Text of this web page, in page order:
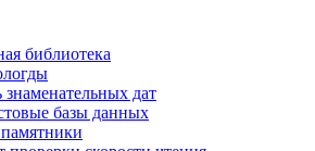
библиотека
знаменательных дат
базы данных